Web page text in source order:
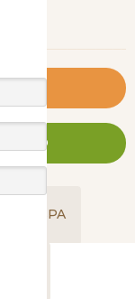
de 90 hectares
de coco e
confortáveis,
vapor, quadras de
e de jogos, com o
diversos pontos
de espelhos: o
ainda
mata do
descobertas.
SPA